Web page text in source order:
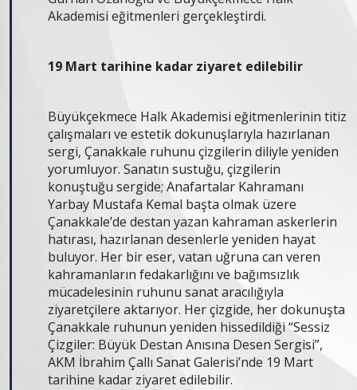
Akademisi eğitmenleri gerçekleştirdi.
19 Mart tarihine kadar ziyaret edilebilir
Büyükçekmece Halk Akademisi eğitmenlerinin titiz
çalışmaları ve estetik dokunuşlarıyla hazırlanan
sergi, Çanakkale ruhunu çizgilerin diliyle yeniden
yorumluyor. Sanatın sustuğu, çizgilerin
konuştuğu sergide; Anafartalar Kahramanı
Yarbay Mustafa Kemal başta olmak üzere
Çanakkale’de destan yazan kahraman askerlerin
hatırası, hazırlanan desenlerle yeniden hayat
buluyor. Her bir eser, vatan uğruna can veren
kahramanların fedakarlığını ve bağımsızlık
mücadelesinin ruhunu sanat aracılığıyla
ziyaretçilere aktarıyor. Her çizgide, her dokunuşta
Çanakkale ruhunun yeniden hissedildiği “Sessiz
Çizgiler: Büyük Destan Anısına Desen Sergisi”,
AKM İbrahim Çallı Sanat Galerisi’nde 19 Mart
tarihine kadar ziyaret edilebilir.